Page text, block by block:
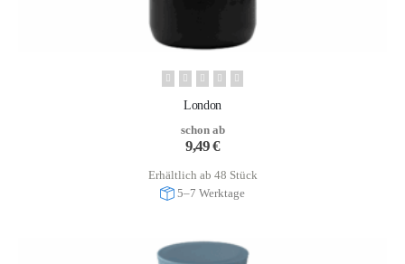
London
schon ab
9,49€
Erhältlich ab 48 Stück
5–7 Werktage